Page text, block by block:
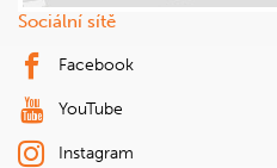
Sociální sítě
Facebook
YouTube
Instagram